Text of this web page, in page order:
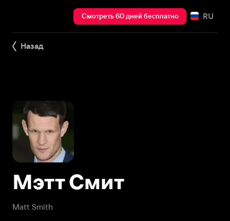
Смотреть 60 дней бесплатно RU
Назад
Matt Smith
Мэтт Смит